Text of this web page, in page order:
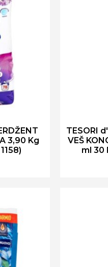
3,90 Kg
TESORI
VEŠ
ml 30